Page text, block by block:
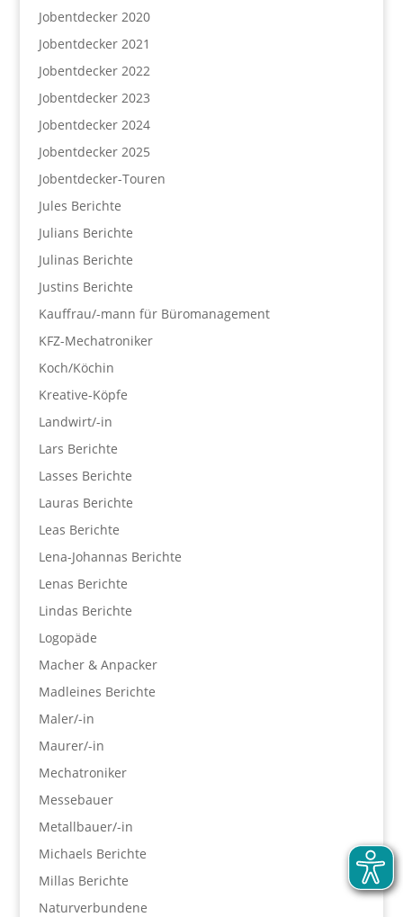
Jobentdecker 2020
Jobentdecker 2021
Jobentdecker 2022
Jobentdecker 2023
Jobentdecker 2024
Jobentdecker 2025
Jobentdecker-Touren
Jules Berichte
Julians Berichte
Julinas Berichte
Justins Berichte
Kauffrau/-mann für Büromanagement
KFZ-Mechatroniker
Koch/Köchin
Kreative-Köpfe
Landwirt/-in
Lars Berichte
Lasses Berichte
Lauras Berichte
Leas Berichte
Lena-Johannas Berichte
Lenas Berichte
Lindas Berichte
Logopäde
Macher & Anpacker
Madleines Berichte
Maler/-in
Maurer/-in
Mechatroniker
Messebauer
Metallbauer/-in
Michaels Berichte
Millas Berichte
Naturverbundene